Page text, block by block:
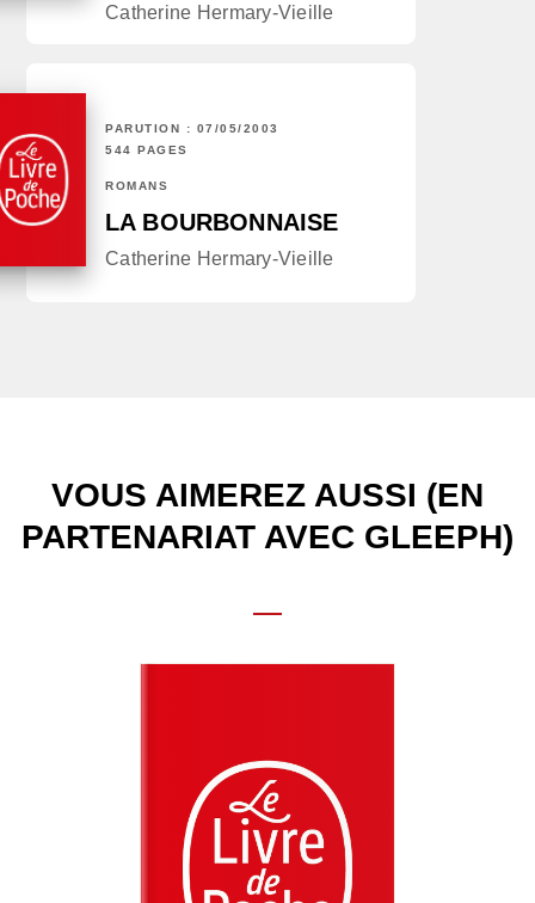
Catherine Hermary-Vieille
PARUTION : 07/05/2003
544 PAGES
ROMANS
LA BOURBONNAISE
Catherine Hermary-Vieille
VOUS AIMEREZ AUSSI (EN
PARTENARIAT AVEC GLEEPH)